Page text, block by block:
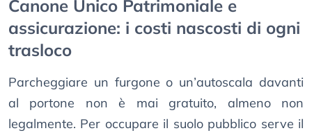
Canone Unico Patrimoniale e
assicurazione: i costi nascosti di ogni
trasloco
Parcheggiare un furgone o un’autoscala davanti
al portone non è mai gratuito, almeno non
legalmente. Per occupare il suolo pubblico serve il